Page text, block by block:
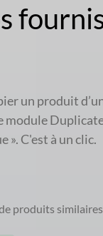
un produit
module
». C'est à un clic.
produits similaires